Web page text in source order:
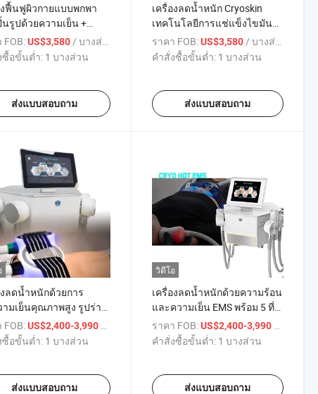
งฟื้นฟูผิวกายแบบพกพา
นรูปด้วยความเย็น +
อน + EMS
FOB: US$3,580 / บางส่วน
ซื้อขั้นต่ำ: 1 บางส่วน
ส่งแบบสอบถาม
เครื่องลดน้ำหนัก Cryoskin
เทคโนโลยีการแช่แข็งไขมัน
สำหรับร้านเสริมสวย
ราคา FOB: US$3,580 / บางส่วน
คำสั่งซื้อขั้นต่ำ: 1 บางส่วน
ส่งแบบสอบถาม
งลดน้ำหนักด้วยการ
มเย็นคุณภาพสูง รูปร่าง
รรย์ ลดน้ำหนักอย่าง
ว
FOB: US$2,400-3,990 / บางส่วน
ซื้อขั้นต่ำ: 1 บางส่วน
ส่งแบบสอบถาม
วิดีโอ
เครื่องลดน้ำหนักด้วยความร้อน
และความเย็น EMS พร้อม 5 ที่
จับ Cryoskin Cryotherapy
ราคา FOB: US$2,400-3,990 / บางส่วน
คำสั่งซื้อขั้นต่ำ: 1 บางส่วน
ส่งแบบสอบถาม